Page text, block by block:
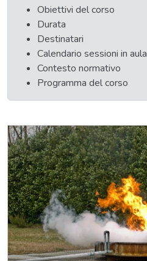
Obiettivi del corso
Durata
Destinatari
Calendario sessioni in aula
Contesto normativo
Programma del corso